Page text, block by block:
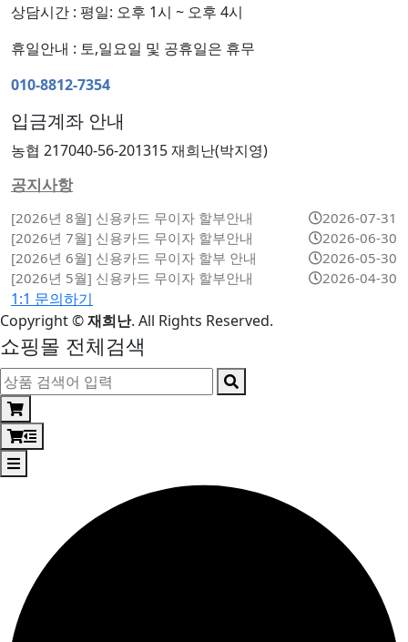
상담시간 : 평일: 오후 1시 ~ 오후 4시
휴일안내 : 토,일요일 및 공휴일은 휴무
010-8812-7354
입금계좌 안내
농협 217040-56-201315 재희난(박지영)
공지사항
[2026년 8월] 신용카드 무이자 할부안내
2026-07-31
[2026년 7월] 신용카드 무이자 할부안내
2026-06-30
[2026년 6월] 신용카드 무이자 할부 안내
2026-05-30
[2026년 5월] 신용카드 무이자 할부안내
2026-04-30
1:1 문의하기
Copyright©재희난. All Rights Reserved.
쇼핑몰 전체검색